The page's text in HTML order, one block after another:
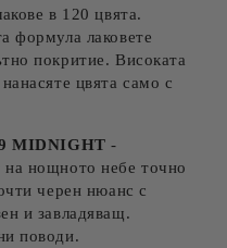
в 120 цвята.
формула лаковете
покритие. Високата
цвята само с
MIDNIGHT -
нощното небе точно
черен нюанс с
и завладяващ.
поводи.